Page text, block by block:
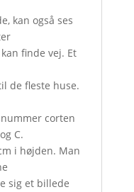
kan også ses
finde vej. Et
de fleste huse.
corten
C.
i højden. Man
sig et billede